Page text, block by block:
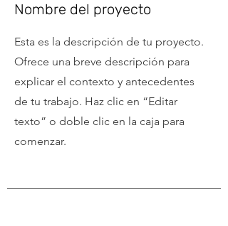
Nombre del proyecto
Esta es la descripción de tu proyecto.
Ofrece una breve descripción para
explicar el contexto y antecedentes
de tu trabajo. Haz clic en “Editar
texto” o doble clic en la caja para
comenzar.